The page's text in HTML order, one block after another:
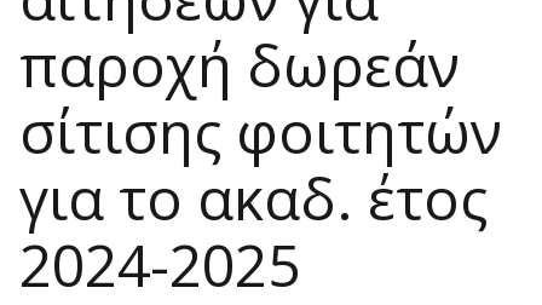
παροχή δωρεάν
σίτισης φοιτητών
για το ακαδ. έτος
2024-2025